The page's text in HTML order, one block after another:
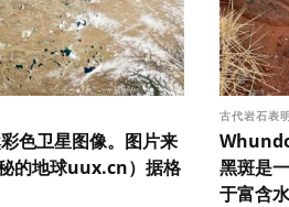
色卫星图像。图片来
的地球uux.cn）据格
古代岩石表
黑斑是
于富含